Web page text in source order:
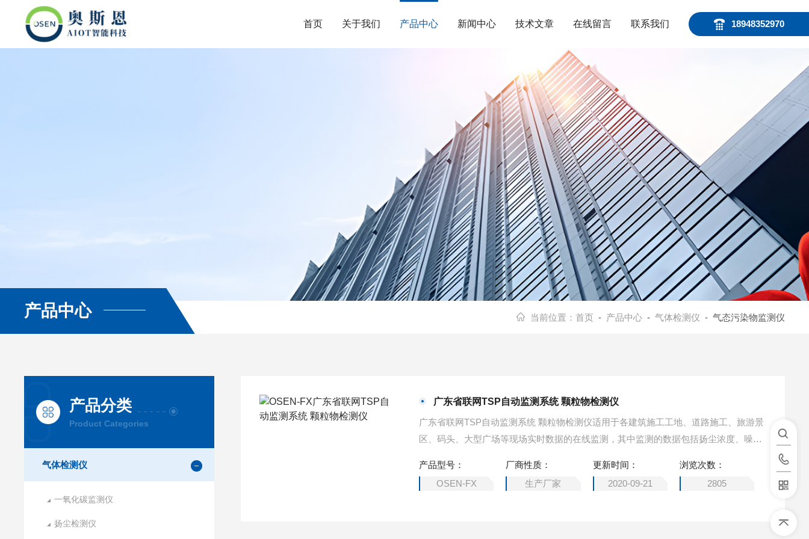
18948352970
首页 关于我们 产品中心 新闻中心 技术文章 在线留言 联系我们
产品中心 当前位置： 首页 - 产品中心- 气体检测仪 - 气态污染物监测仪
产品分类
Product Categories
气体检测仪
一氧化碳监测仪
扬尘检测仪
广东省联网TSP自动监测系统 颗粒物检测仪
广东省联网TSP自动监测系统 颗粒物检测仪适用于各建筑施工工地、道路施工、旅游景
区、码头、大型广场等现场实时数据的在线监测，其中监测的数据包括扬尘浓度、噪音
浓度以及现场视频、图像的采集；数据通过网络传输，可以在电脑、手机、iPad等多个
终端访问。扬尘监控系统在工作的时候，对于一些数值超标的画面会进行自动抓拍，再
产品型号：
OSEN-FX
厂商性质：
生产厂家
更新时间：
2020-09-21
浏览次数：
2805